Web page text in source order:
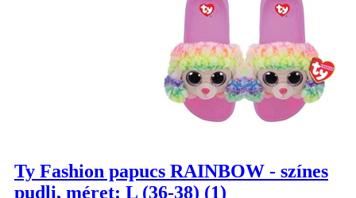
Ty Fashion papucs RAINBOW - színes
pudli, méret: L (36-38) (1)